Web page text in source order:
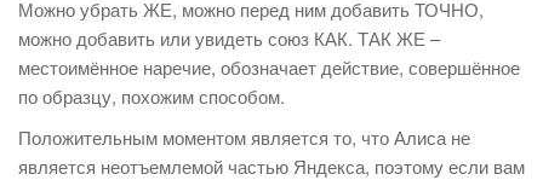
Можно убрать ЖЕ, можно перед ним добавить ТОЧНО,
можно добавить или увидеть союз КАК. ТАК ЖЕ –
местоимённое наречие, обозначает действие, совершённое
по образцу, похожим способом.
Положительным моментом является то, что Алиса не
является неотъемлемой частью Яндекса, поэтому если вам